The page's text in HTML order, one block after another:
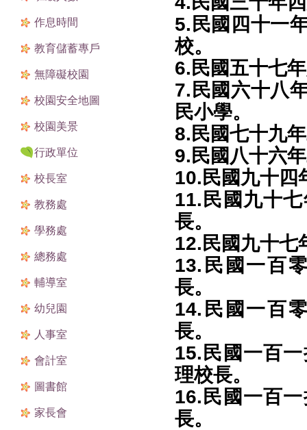
作息時間
教育儲蓄專戶
無障礙校園
校園安全地圖
校園美景
行政單位
校長室
教務處
學務處
總務處
輔導室
幼兒園
人事室
會計室
圖書館
家長會
5.民國四十一
校。
6.民國五十七
7.民國六十八
民小學。
8.民國七十九
9.民國八十六
10.民國九十四
11.民國九十
長。
12.民國九十七
13.民國一百
長。
14.民國一百
長。
15.民國一百
理校長。
16.民國一百
長。